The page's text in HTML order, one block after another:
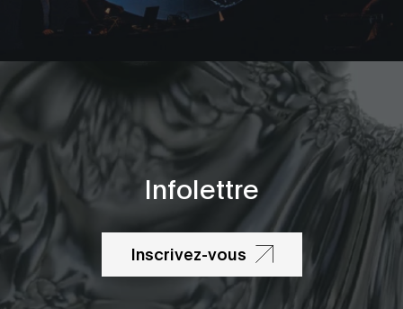
Infolettre
Inscrivez-vous